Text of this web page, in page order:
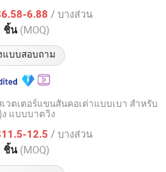
6.88 / บางส่วน
ชิ้น (MOQ)
แบบสอบถาม
อัตราจาก 2023
เวตเตอร์แขนสั้นคอเต่าแบบเบา สำหรับ
แบบบาตวิง
12.5 / บางส่วน
ชิ้น (MOQ)
Co., Ltd.
อัตราจาก 2025